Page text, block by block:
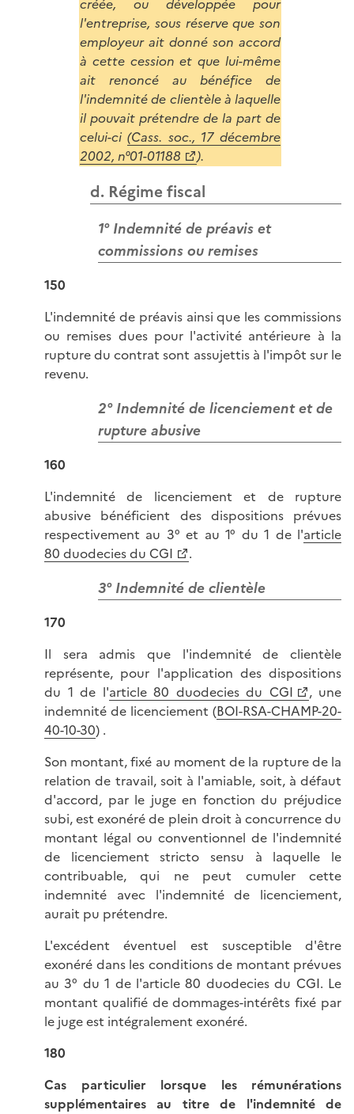
l'entreprise, sous réserve que son
employeur ait donné son accord
à cette cession et que lui-même
ait renoncé au bénéfice de
l'indemnité de clientèle à laquelle
il pouvait prétendre de la part de
celui-ci(Cass. soc., 17 décembre
2002, n°01-01188
).
d. Régime fiscal
1° Indemnité de préavis et
commissions ou remises
150
L'indemnité de préavis ainsi que les commissions
ou remises dues pour l'activité antérieure à la
rupture du contrat sont assujettis à l'impôt sur le
revenu.
2° Indemnité de licenciement et de
rupture abusive
160
L'indemnité de licenciement et de rupture
abusive bénéficient des dispositions prévues
respectivement au 3° et au 1° du 1 de l'article
80 duodecies du CGI
.
3° Indemnité de clientèle
170
Il sera admis que l'indemnité de clientèle
représente, pour l'application des dispositions
du 1 de l'article 80 duodecies du CGI
, une
indemnité de licenciement (BOI-RSA-CHAMP-20-
40-10-30) .
Son montant, fixé au moment de la rupture de la
relation de travail, soit à l'amiable, soit, à défaut
d'accord, par le juge en fonction du préjudice
subi, est exonéré de plein droit à concurrence du
montant légal ou conventionnel de l'indemnité
de licenciement stricto sensu à laquelle le
contribuable, qui ne peut cumuler cette
indemnité avec l'indemnité de licenciement,
aurait pu prétendre.
L'excédent éventuel est susceptible d'être
exonéré dans les conditions de montant prévues
au 3° du 1 de l'article 80 duodecies du CGI. Le
montant qualifié de dommages-intérêts fixé par
le juge est intégralement exonéré.
180
Cas particulier lorsque les rémunérations
supplémentaires au titre de l'indemnité de